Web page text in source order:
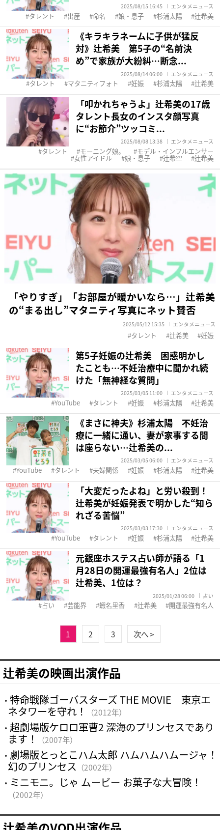
2025/08/15 16:45 エンタメニュース
タレント 出産 命名 娘・息子 杉浦太陽 辻希美
《キラキラネームに子供が猛反
対》辻希美 第5子の“名前決
め”で家族が大紛糾…断念...
2025/08/14 06:00 エンタメニュース
タレント マタニティフォト 妊娠 杉浦太陽 辻希美
「叩かれちゃうよ」辻希美の17歳
タレント長女のインスタ顔写真
に“お節介”ツッコミ...
2025/08/08 13:38 エンタメニュース
タレント モーニング娘。 モデル・インフルエンサー
女性アイドル 娘・息子 辻希空 辻希美
「やりすぎ」「お部屋が暖かいなら…」辻希美
の“まる出し”マタニティ写真にネット賛否
2025/05/12 15:35 エンタメニュース
タレント 辻希美 妊娠
第5子妊娠の辻希美 困惑明かし
たことも…不妊治療中に聞かれ続
けた「無神経な質問」
2025/03/05 11:00 エンタメニュース
YouTube タレント 妊娠 杉浦太陽 辻希美
《まさに神夫》杉浦太陽 不妊治
療に一緒に通い、妻が家事する間
は座らない…辻希美の...
2025/03/05 06:00 エンタメニュース
YouTube タレント 夫婦関係 妊娠 杉浦太陽 辻希美
「大変だったよね」と労い殺到！
辻希美が妊娠発表で明かした“知ら
れざる苦悩”
2025/03/03 17:30 エンタメニュース
YouTube タレント 妊娠 杉浦太陽 辻希美
元銀座ホステス占い師が語る「1
月28日の開運最強有名人」2位は
辻希美、1位は？
2025/01/28 06:00 占い
占い 芸能界 蝦名里香 辻希美 開運最強有名人
1 2 3 次へ >
辻希美の映画出演作品
特命戦隊ゴーバスターズ THE MOVIE 東京エ
ネタワーを守れ！
（2012年）
超劇場版ケロロ軍曹2 深海のプリンセスであり
ます！
（2007年）
劇場版とっとこハム太郎 ハムハムハムージャ！
幻のプリンセス （2002年）
ミニモニ。じゃ ムービー お菓子な大冒険！
（2002年）